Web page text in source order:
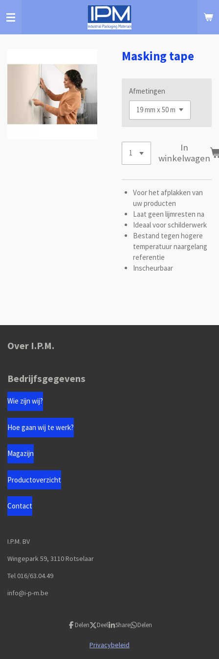
direct
Masking tape
Afmetingen
In
winkelwagen
Voor het afplakken van
uw producten
Laat geen lijmresten na
Ideaal voor schilderwerk
Bestand tegen hogere
temperatuur naargelang
referentie
Inscheurbaar
Over I.P.M.
Bedrijfsgegevens
Wie zijn wij?
Hoe gaan wij te werk?
Magazijn
Productoverzicht
Contact
I.P.M. BV
Wingepark 59, 3110 Rotselaar
Tel 016/63.04.49
info@i-p-m.be
Delen Deel Share Delen
Privacybeleid